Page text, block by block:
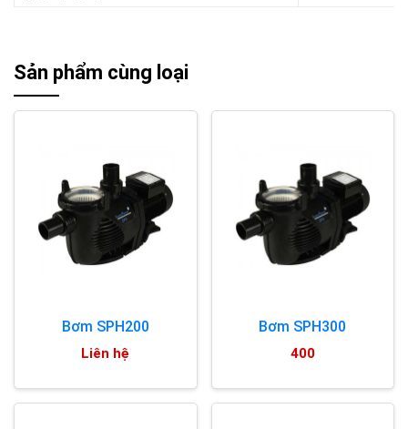
Sản phẩm cùng loại
Bơm SPH200
Liên hệ
Bơm SPH300
400